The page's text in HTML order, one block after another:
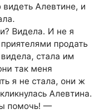
видеть Алевтине, и
Видела. И не я
продать
стала им
так меня
я не стала, они ж
Алевтина.
помочь! —